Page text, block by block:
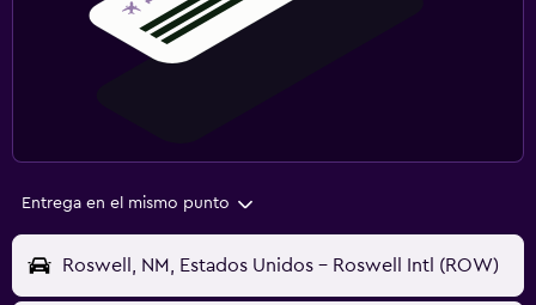
Entrega en el mismo punto
Roswell, NM, Estados Unidos - Roswell Intl (ROW)